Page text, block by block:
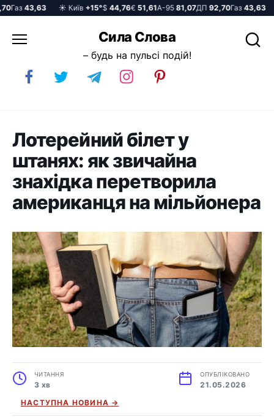
43,63 ☀️ Київ+15°$44,76€51,61А-9581,07ДП92,70Газ43,63
до
Сила Слова
– будь на пульсі подій!
Лотерейний білет у
штанях: як звичайна
знахідка перетворила
американця на мільйонера
ЧИТАННЯ
3 хв
ОПУБЛІКОВАНО
21.05.2026
НАСТУПНА НОВИНА →